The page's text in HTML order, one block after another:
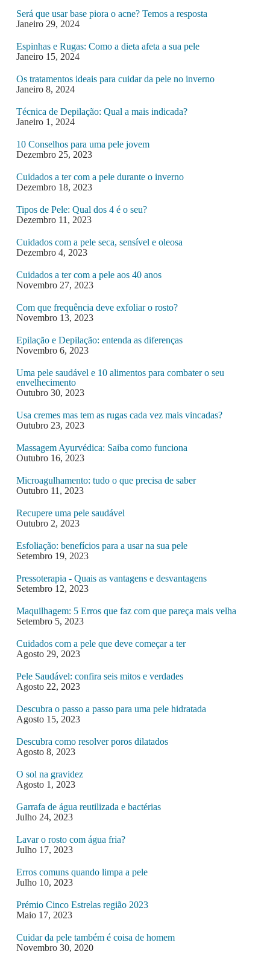
Será que usar base piora o acne? Temos a resposta
Janeiro 29, 2024
Espinhas e Rugas: Como a dieta afeta a sua pele
Janeiro 15, 2024
Os tratamentos ideais para cuidar da pele no inverno
Janeiro 8, 2024
Técnica de Depilação: Qual a mais indicada?
Janeiro 1, 2024
10 Conselhos para uma pele jovem
Dezembro 25, 2023
Cuidados a ter com a pele durante o inverno
Dezembro 18, 2023
Tipos de Pele: Qual dos 4 é o seu?
Dezembro 11, 2023
Cuidados com a pele seca, sensível e oleosa
Dezembro 4, 2023
Cuidados a ter com a pele aos 40 anos
Novembro 27, 2023
Com que frequência deve exfoliar o rosto?
Novembro 13, 2023
Epilação e Depilação: entenda as diferenças
Novembro 6, 2023
Uma pele saudável e 10 alimentos para combater o seu
envelhecimento
Outubro 30, 2023
Usa cremes mas tem as rugas cada vez mais vincadas?
Outubro 23, 2023
Massagem Ayurvédica: Saiba como funciona
Outubro 16, 2023
Microagulhamento: tudo o que precisa de saber
Outubro 11, 2023
Recupere uma pele saudável
Outubro 2, 2023
Esfoliação: benefícios para a usar na sua pele
Setembro 19, 2023
Pressoterapia - Quais as vantagens e desvantagens
Setembro 12, 2023
Maquilhagem: 5 Erros que faz com que pareça mais velha
Setembro 5, 2023
Cuidados com a pele que deve começar a ter
Agosto 29, 2023
Pele Saudável: confira seis mitos e verdades
Agosto 22, 2023
Descubra o passo a passo para uma pele hidratada
Agosto 15, 2023
Descubra como resolver poros dilatados
Agosto 8, 2023
O sol na gravidez
Agosto 1, 2023
Garrafa de água reutilizada e bactérias
Julho 24, 2023
Lavar o rosto com água fria?
Julho 17, 2023
Erros comuns quando limpa a pele
Julho 10, 2023
Prémio Cinco Estrelas região 2023
Maio 17, 2023
Cuidar da pele também é coisa de homem
Novembro 30, 2020